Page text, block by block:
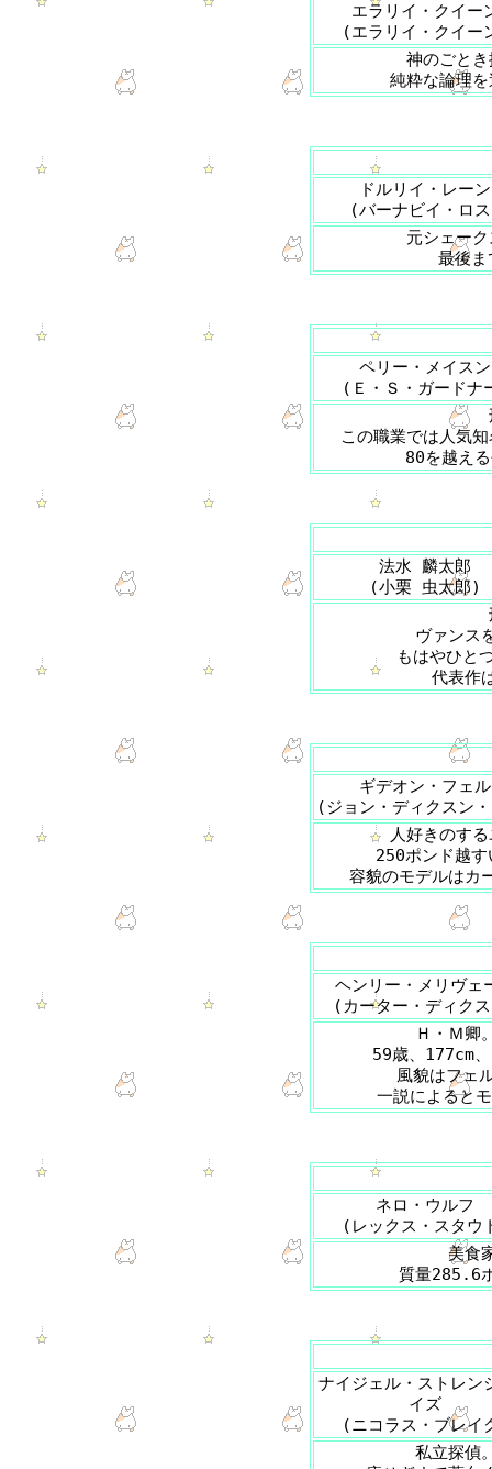
エラリイ・クイー
(エラリイ・クイー
神のごと
純粋な論理
ドルリイ・レーン
(バーナビイ・ロ
元シェー
最後ま
ペリー・メイスン
(Ｅ・Ｓ・ガードナ
この職業では人気
80を越え
法水 麟太郎
(小栗 虫太郎)
ヴァンス
もはやひと
代表作
ギデオン・フェル
(ジョン・ディクスン
人好きのす
250ポンド越
容貌のモデルはカ
ヘンリー・メリヴェ
(カーター・ディク
Ｈ・Ｍ卿
59歳、177cm
風貌はフェ
一説によると
ネロ・ウルフ
(レックス・スタウ
美食
質量285.6
ナイジェル・ストレン
イズ
(ニコラス・ブレイ
私立探偵